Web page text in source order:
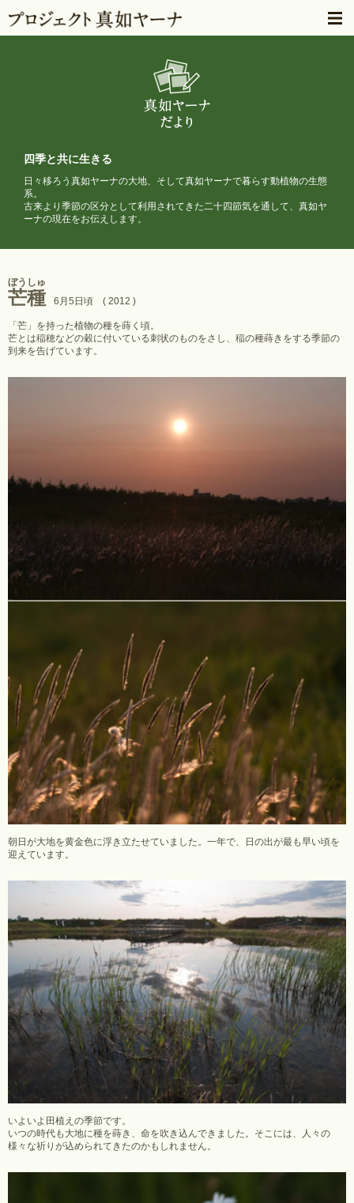
四季と共に生きる
日々移ろう真如ヤーナの大地、そして真如ヤーナで暮らす動植物の生態
系。
古来より季節の区分として利用されてきた二十四節気を通して、 真如ヤ
ーナの現在をお伝えします。
芒種
ぼうしゅ
6月5日頃 ( 2012 )
「芒」を持った植物の種を蒔く頃。
芒とは稲穂などの穀に付いている刺状のものをさし、稲の種蒔きをする季節の
到来を告げています。
朝日が大地を黄金色に浮き立たせていました。一年で、日の出が最も早い頃を
迎えています。
いよいよ田植えの季節です。
いつの時代も大地に種を蒔き、命を吹き込んできました。そこには、人々の
様々な祈りが込められてきたのかもしれません。